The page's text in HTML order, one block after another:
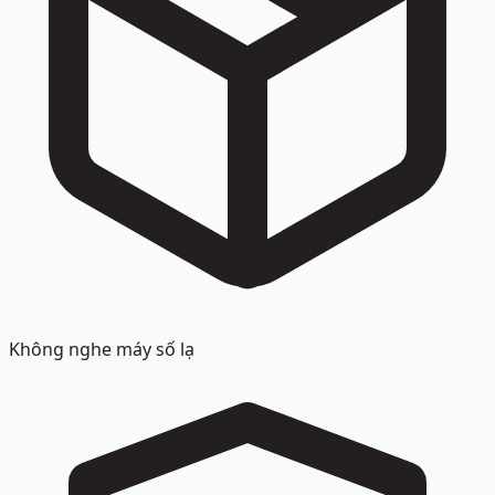
Không nghe máy số lạ